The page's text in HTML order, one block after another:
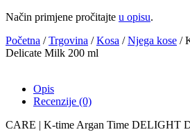
Način primjene pročitajte u opisu.
Početna /Trgovina /Kosa /Njega kose /
Delicate Milk 200 ml
Opis
Recenzije (0)
CARE | K-time Argan Time DELIGHT